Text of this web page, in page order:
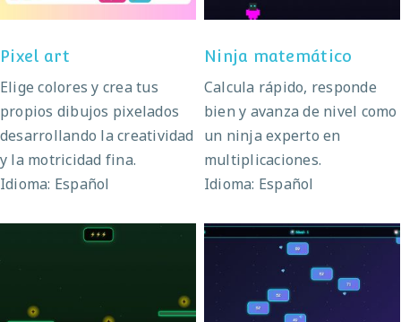
Pixel art
Elige colores y crea tus
propios dibujos pixelados
desarrollando la creatividad
y la motricidad fina.
Idioma: Español
Ninja matemático
Calcula rápido, responde
bien y avanza de nivel como
un ninja experto en
multiplicaciones.
Idioma: Español
Aventura sumas
espaciales